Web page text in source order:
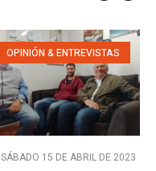
OPINIÓN & ENTREVISTAS
SÁBADO 15 DE ABRIL DE 2023